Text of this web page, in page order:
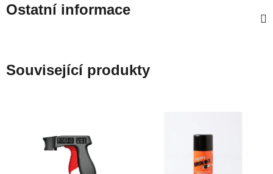
Ostatní informace
Související produkty